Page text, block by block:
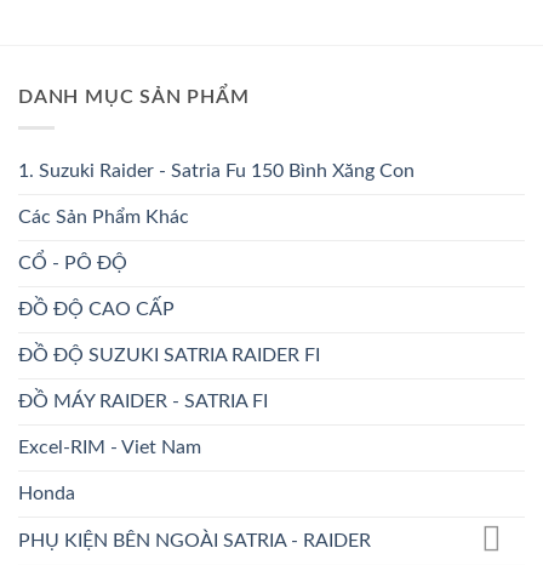
DANH MỤC SẢN PHẨM
1. Suzuki Raider - Satria Fu 150 Bình Xăng Con
Các Sản Phẩm Khác
CỔ - PÔ ĐỘ
ĐỒ ĐỘ CAO CẤP
ĐỒ ĐỘ SUZUKI SATRIA RAIDER FI
ĐỒ MÁY RAIDER - SATRIA FI
Excel-RIM - Viet Nam
Honda
PHỤ KIỆN BÊN NGOÀI SATRIA - RAIDER